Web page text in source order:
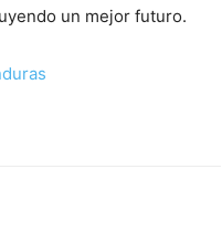
un mejor futuro.